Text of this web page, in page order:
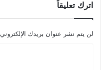
اترك تعليقاً
لن يتم نشر عنوان بريدك الإلكتروني.